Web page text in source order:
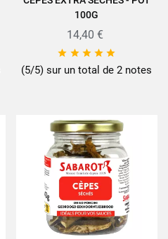
100G
14,40 €
    
(5/5) sur un total de 2 notes